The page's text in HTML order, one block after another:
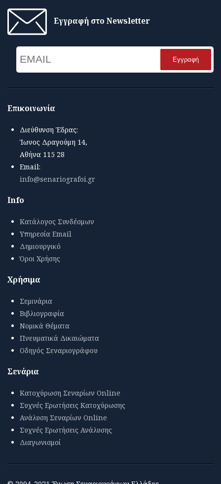
Εγγραφή στο Newsletter
Name
Επικοινωνία
Διεύθυνση Έδρας:
Ίωνος Δραγούμη 14,
Αθήνα 115 28
Email:
info@senariografoi.gr
Info
Κατάλογος Συνδέσμων
Υπηρεσία Email
Δημιουργικό
Όροι Χρήσης
Χρήσιμα
Σεμινάρια
Βιβλιογραφία
Νομικά Θέματα
Πνευματικά Δικαιώματα
Οδηγός Σεναριογράφου
Σενάρια
Κατοχύρωση Σεναρίων Online
Συχνές Ερωτήσεις Κατοχύρωσης
Ανάλυση Σεναρίων Online
Συχνές Ερωτήσεις Ανάλυσης
Διαγωνισμοί